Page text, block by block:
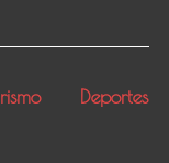
Deportes